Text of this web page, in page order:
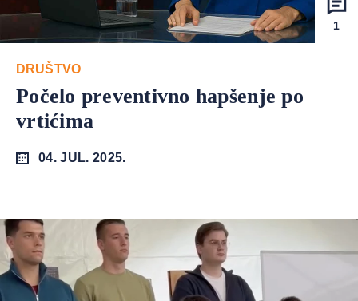
1
DRUŠTVO
Počelo preventivno hapšenje po
vrtićima
04. JUL. 2025.